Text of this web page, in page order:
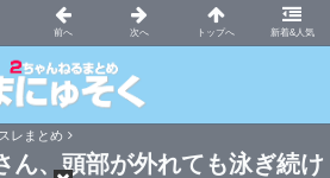
新着&人気
まとめニュース速報VIP
レまとめ
ん、頭部が外れても泳ぎ続け